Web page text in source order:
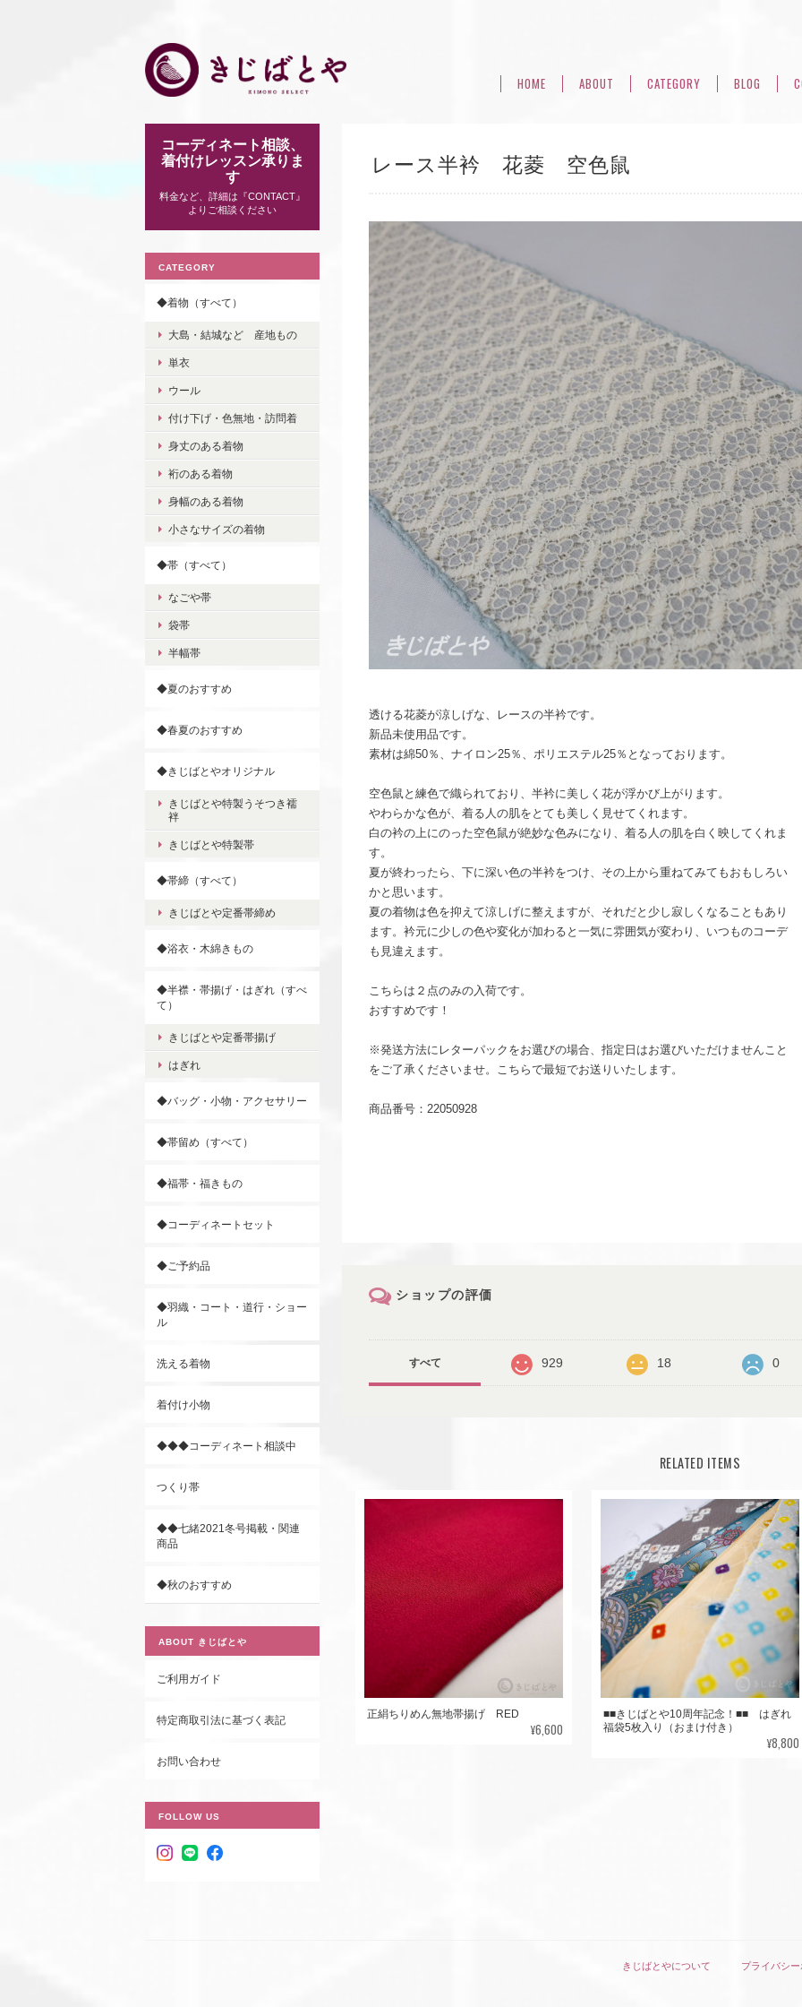
HOME ABOUT CATEGORY BLOG
レース半衿 花菱 空色鼠
透ける花菱が涼しげな、レースの半衿です。
新品未使用品です。
素材は綿50％、ナイロン25％、ポリエステル25％となっております。
空色鼠と練色で織られており、半衿に美しく花が浮かび上がります。
やわらかな色が、着る人の肌をとても美しく見せてくれます。
白の衿の上にのった空色鼠が絶妙な色みになり、着る人の肌を白く映してくれま
す。
夏が終わったら、下に深い色の半衿をつけ、その上から重ねてみてもおもしろい
かと思います。
夏の着物は色を抑えて涼しげに整えますが、それだと少し寂しくなることもあり
ます。衿元に少しの色や変化が加わると一気に雰囲気が変わり、いつものコーデ
も見違えます。
こちらは２点のみの入荷です。
おすすめです！
※発送方法にレターパックをお選びの場合、指定日はお選びいただけませんこと
をご了承くださいませ。こちらで最短でお送りいたします。
商品番号：22050928
ショップの評価
すべて 929 18 0
RELATED ITEMS
正絹ちりめん無地帯揚げ RED
¥6,600
■■きじばとや10周年記念！■■ はぎれ
福袋5枚入り（おまけ付き）
¥8,800
コーディネート相談、
着付けレッスン承りま
す
料金など、詳細は『CONTACT』
よりご相談ください
CATEGORY
◆着物（すべて）
大島・結城など 産地もの
単衣
ウール
付け下げ・色無地・訪問着
身丈のある着物
裄のある着物
身幅のある着物
小さなサイズの着物
◆帯（すべて）
なごや帯
袋帯
半幅帯
◆夏のおすすめ
◆春夏のおすすめ
◆きじばとやオリジナル
きじばとや特製うそつき襦
袢
きじばとや特製帯
◆帯締（すべて）
きじばとや定番帯締め
◆浴衣・木綿きもの
◆半襟・帯揚げ・はぎれ（すべ
て）
きじばとや定番帯揚げ
はぎれ
◆バッグ・小物・アクセサリー
◆帯留め（すべて）
◆福帯・福きもの
◆コーディネートセット
◆ご予約品
◆羽織・コート・道行・ショー
ル
洗える着物
着付け小物
◆◆◆コーディネート相談中
つくり帯
◆◆七緒2021冬号掲載・関連
商品
◆秋のおすすめ
ABOUT きじばとや
ご利用ガイド
特定商取引法に基づく表記
お問い合わせ
FOLLOW US
きじばとやについて プライバシ